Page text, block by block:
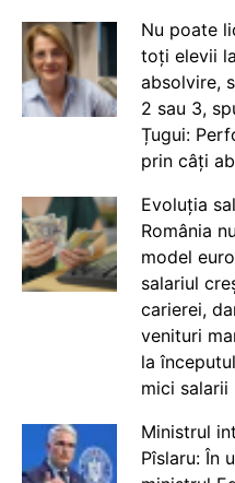
Nu poate
toți elevii
absolvire,
2 sau 3,
Țugui:
prin câți
Evoluția
România
model
salariul
carierei,
venituri
la
mici salarii
Ministrul
Pîslaru: În